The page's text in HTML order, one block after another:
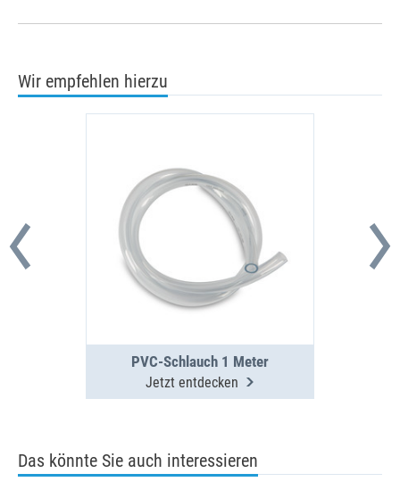
Wir empfehlen hierzu
PVC-Schlauch 1 Meter
Jetzt entdecken
Das könnte Sie auch interessieren